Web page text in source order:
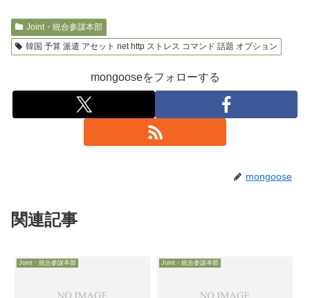
Joint・統合参謀本部
韓国 予算 派遣 アセット net http ストレス コマンド 話題 オプション
mongooseをフォローする
mongoose
関連記事
Joint・統合参謀本部 Joint・統合参謀本部